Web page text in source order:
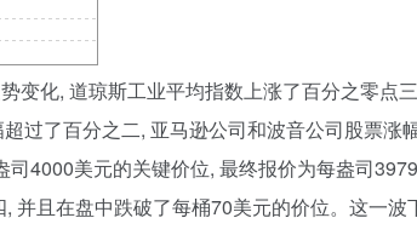
变化, 道琼斯工业平均指数上涨了百分之零点
过了百分之二, 亚马逊公司和波音公司股票
4000美元的关键价位, 最终报价为每盎司
并且在盘中跌破了每桶70美元的价位。这一